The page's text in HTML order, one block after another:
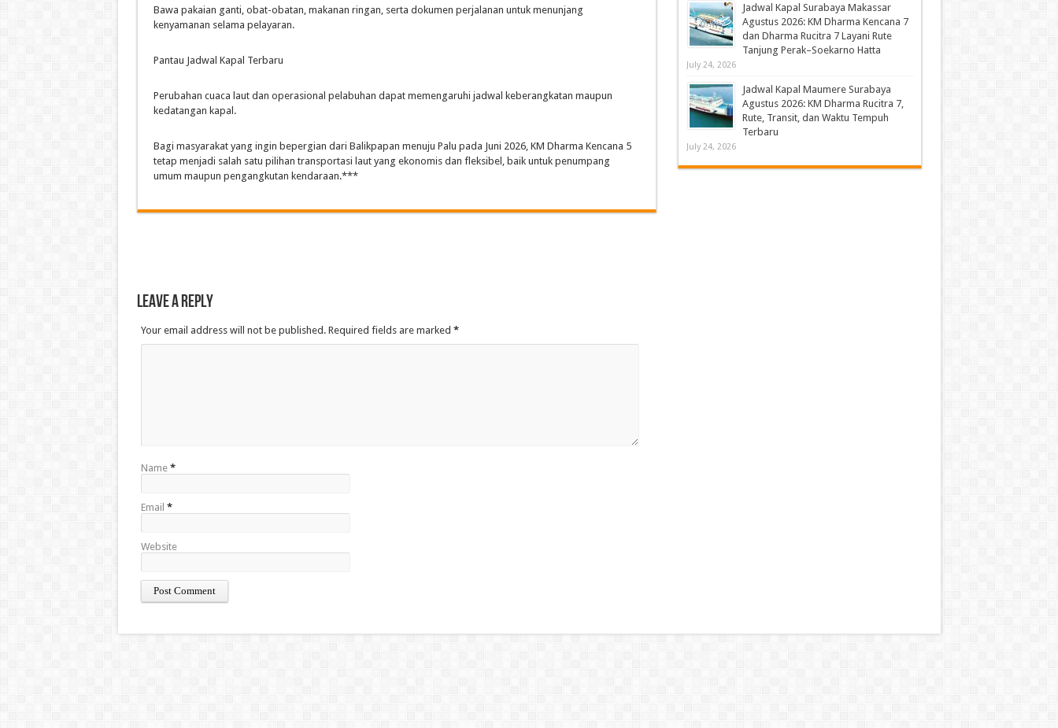
Bawa pakaian ganti, obat-obatan, makanan ringan, serta dokumen perjalanan untuk menunjang
kenyamanan selama pelayaran.
Pantau Jadwal Kapal Terbaru
Perubahan cuaca laut dan operasional pelabuhan dapat memengaruhi jadwal keberangkatan maupun
kedatangan kapal.
Bagi masyarakat yang ingin bepergian dari Balikpapan menuju Palu pada Juni 2026, KM Dharma Kencana 5
tetap menjadi salah satu pilihan transportasi laut yang ekonomis dan fleksibel, baik untuk penumpang
umum maupun pengangkutan kendaraan.***
Leave a Reply
Your email address will not be published. Required fields are marked *
Name *
Email *
Website
Jadwal Kapal Surabaya Makassar
Agustus 2026: KM Dharma Kencana 7
dan Dharma Rucitra 7 Layani Rute
Tanjung Perak–Soekarno Hatta
July 24, 2026
Jadwal Kapal Maumere Surabaya
Agustus 2026: KM Dharma Rucitra 7,
Rute, Transit, dan Waktu Tempuh
Terbaru
July 24, 2026